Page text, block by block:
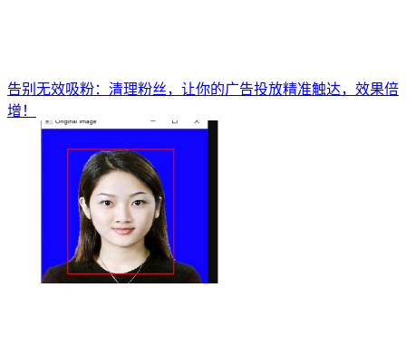
告别无效吸粉：清理粉丝，让你的广告投放精准触达，效果倍
增！